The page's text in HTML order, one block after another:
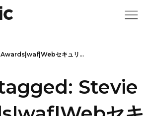
セキュリ...
Stevie